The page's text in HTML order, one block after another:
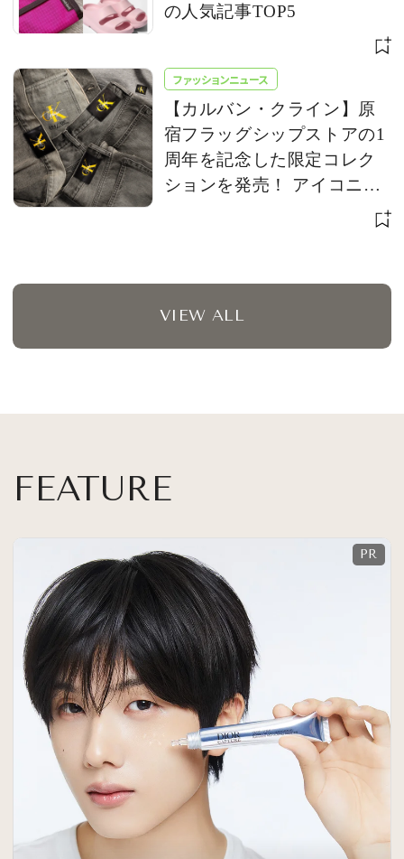
の人気記事TOP5
ファッションニュース
【カルバン・クライン】原
宿フラッグシップストアの1
周年を記念した限定コレク
ションを発売！ アイコニッ
クな「CK」ロゴをアップデ
VIEW ALL
FEATURE